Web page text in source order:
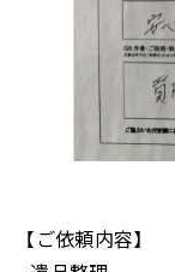
【ご依頼内容】